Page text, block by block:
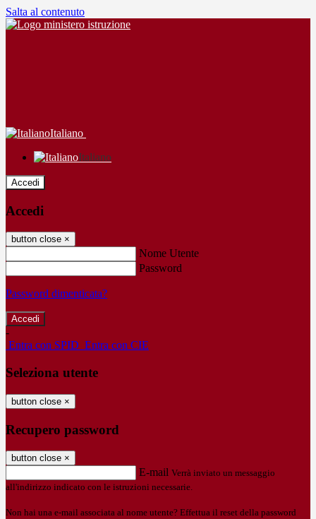
Salta al contenuto
Italiano
Italiano
Accedi
Accedi
button close ×
Nome Utente
Password
Password dimenticata?
-
Entra con SPID Entra con CIE
Seleziona utente
button close ×
Recupero password
button close ×
E-mail Verrà inviato un messaggio
all'indirizzo indicato con le istruzioni necessarie.
Non hai una e-mail associata al nome utente? Effettua il reset della password